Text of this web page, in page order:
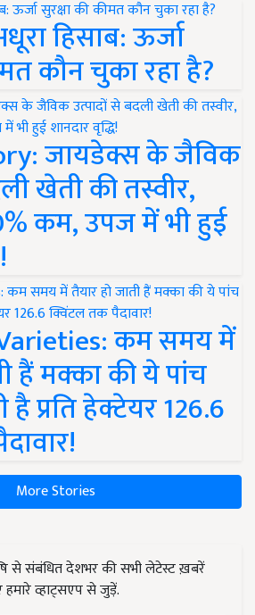
हिसाब: ऊर्जा
कौन चुका रहा है?
जायडेक्स के जैविक
खेती की तस्वीर,
कम, उपज में भी हुई
कम समय में
हैं मक्का की ये पांच
प्रति हेक्टेयर 126.6
More Stories
से संबंधित देशभर की सभी लेटेस्ट ख़बरें
व्हाट्सएप से जुड़ें.